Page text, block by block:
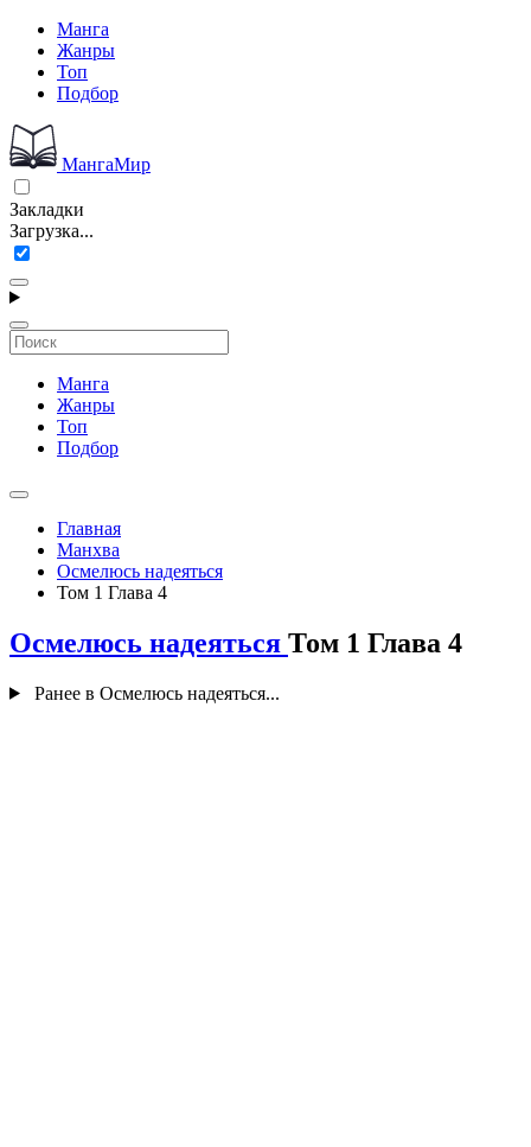
Манга
Жанры
Топ
Подбор
МангаМир
Закладки
Загрузка...
Манга
Жанры
Топ
Подбор
Главная
Манхва
Осмелюсь надеяться
Том 1 Глава 4
Осмелюсь надеяться Том 1 Глава 4
Ранее в Осмелюсь надеяться...